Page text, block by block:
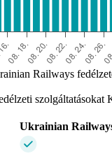
Railways
Ukrainian